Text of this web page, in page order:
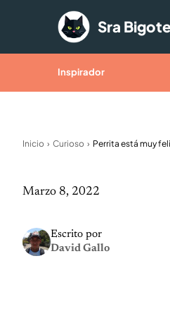
Saltar al contenido
Sra
Inspirador
Inicio Curioso
Marzo 8, 2022
Escrito por
David Gallo